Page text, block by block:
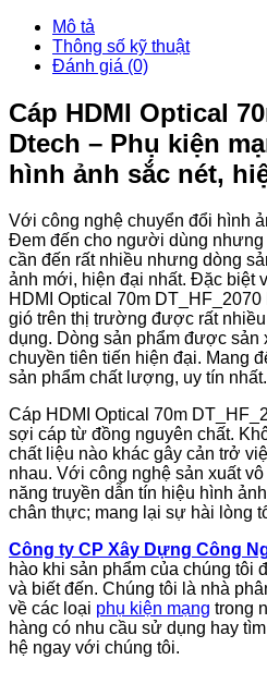
Mô tả
Thông số kỹ thuật
Đánh giá (0)
Cáp HDMI Optical
Dtech – Phụ kiện
hình ảnh sắc nét,
Với công nghệ chuyển đổi hình
Đem đến cho người dùng nhưng
cần đến rất nhiều nhưng dòng
ảnh mới, hiện đại nhất. Đặc biệt
HDMI Optical 70m
gió trên thị trường được rất
dụng. Dòng sản phẩm được sản
chuyền tiên tiến hiện đại. Mang
sản phẩm chất lượng, uy tín nhất.
Cáp HDMI Optical 70m
sợi cáp từ đồng nguyên chất.
chất liệu nào khác gây cản trở
nhau. Với công nghệ sản xuất
năng truyền dẫn tín hiệu hình
chân thực; mang lại sự hài lòng
Công ty CP Xây Dựng Công
hào khi sản phẩm của chúng tôi
và biết đến. Chúng tôi là nhà
về các loại phụ kiện mạng trong
hàng có nhu cầu sử dụng hay
hệ ngay với chúng tôi.